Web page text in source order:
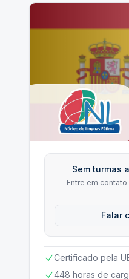
Sem turmas
Entre em
Falar
Certificado pela
448 horas de